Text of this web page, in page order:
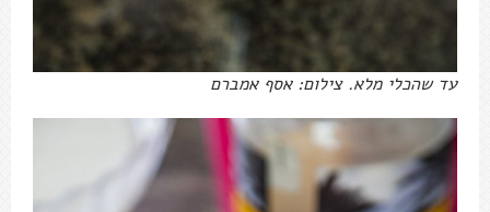
עד שהכלי מלא. צילום: אסף אמברם